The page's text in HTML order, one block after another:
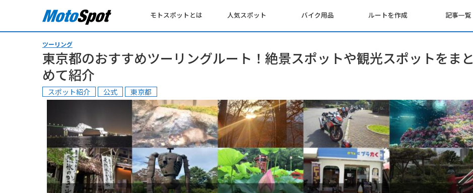
モトスポットとは 人気スポット バイク用品 ルートを作成 記事一覧
ツーリング
東京都のおすすめツーリングルート！絶景スポットや観光スポットをまと
めて紹介
スポット紹介 公式 東京都